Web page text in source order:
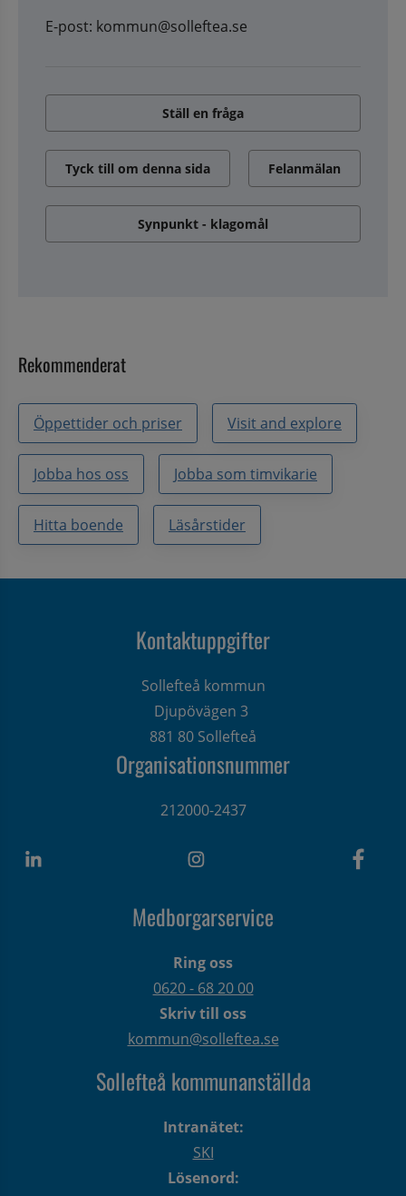
E-post: kommun@solleftea.se
Ställ en fråga
Tyck till om denna sida Felanmälan
Synpunkt - klagomål
Rekommenderat
Öppettider och priser Visit and explore
Jobba hos oss Jobba som timvikarie
Hitta boende Läsårstider
Kontaktuppgifter
Sollefteå kommun
Djupövägen 3
881 80 Sollefteå
Organisationsnummer
212000-2437
Medborgarservice
Ring oss
0620 - 68 20 00
Skriv till oss
kommun@solleftea.se
Sollefteå kommunanställda
Intranätet:
SKI
Lösenord: